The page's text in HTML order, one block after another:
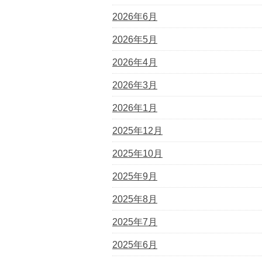
2026年6月
2026年5月
2026年4月
2026年3月
2026年1月
2025年12月
2025年10月
2025年9月
2025年8月
2025年7月
2025年6月